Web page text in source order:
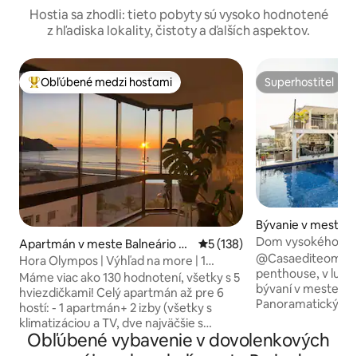
Hostia sa zhodli: tieto pobyty sú vysoko hodnotené
z hľadiska lokality, čistoty a ďalších aspektov.
Najobľúbenejšie medzi hosťami
Obľúbené medzi hosťami
Apartmán v meste Balneário C
amboriú
Priemerné ohodnotenie 5 z
5 (138)
Hora Olympos | Výhľad na more | 1
apartmán + 2 spálne | Klimatizácia
Máme viac ako 130 hodnotení, všetky s 5
hviezdičkami! Celý apartmán až pre 6
hostí: - 1 apartmán+ 2 izby (všetky s
klimatizáciou a TV, dve najväčšie s
výhľadom na more) - obývacia izba a
Superhostiteľ
Superhostiteľ
Bývanie v meste
Dom vysokého
panoramatickým
@Casaediteombinhas High-
penthouse, v
bývaní v meste
Panoramatický
tých, ktorí
nehnuteľnosť, na
Obľúbené vybavenie v dovolenkových